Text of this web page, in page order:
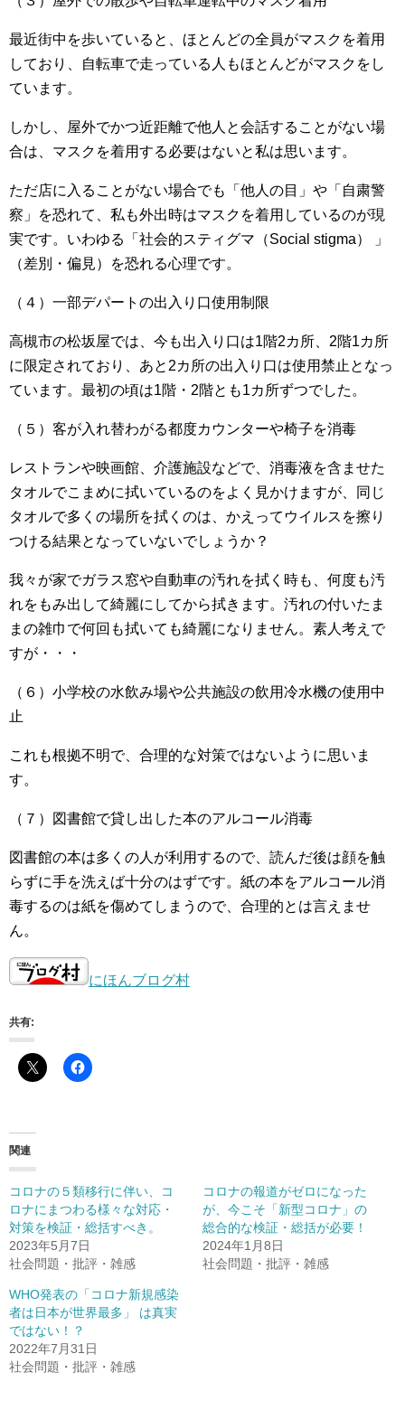
最近街中を歩いていると、ほとんどの全員がマスクを着用
しており、自転車で走っている人もほとんどがマスクをし
ています。
しかし、屋外でかつ近距離で他人と会話することがない場
合は、マスクを着用する必要はないと私は思います。
ただ店に入ることがない場合でも「他人の目」や「自粛警
察」を恐れて、私も外出時はマスクを着用しているのが現
実です。いわゆる「社会的スティグマ（Social stigma） 」
（差別・偏見）を恐れる心理です。
（４）一部デパートの出入り口使用制限
高槻市の松坂屋では、今も出入り口は1階2カ所、2階1カ所
に限定されており、あと2カ所の出入り口は使用禁止となっ
ています。最初の頃は1階・2階とも1カ所ずつでした。
（５）客が入れ替わがる都度カウンターや椅子を消毒
レストランや映画館、介護施設などで、消毒液を含ませた
タオルでこまめに拭いているのをよく見かけますが、同じ
タオルで多くの場所を拭くのは、かえってウイルスを擦り
つける結果となっていないでしょうか？
我々が家でガラス窓や自動車の汚れを拭く時も、何度も汚
れをもみ出して綺麗にしてから拭きます。汚れの付いたま
まの雑巾で何回も拭いても綺麗になりません。素人考えで
すが・・・
（６）小学校の水飲み場や公共施設の飲用冷水機の使用中
止
これも根拠不明で、合理的な対策ではないように思いま
す。
（７）図書館で貸し出した本のアルコール消毒
図書館の本は多くの人が利用するので、読んだ後は顔を触
らずに手を洗えば十分のはずです。紙の本をアルコール消
毒するのは紙を傷めてしまうので、合理的とは言えませ
ん。
にほんブログ村
共有:
関連
コロナの５類移行に伴い、コ
ロナにまつわる様々な対応・
対策を検証・総括すべき。
2023年5月7日
社会問題・批評・雑感
コロナの報道がゼロになった
が、今こそ「新型コロナ」の
総合的な検証・総括が必要！
2024年1月8日
社会問題・批評・雑感
WHO発表の「コロナ新規感染
者は日本が世界最多」 は真実
ではない！？
2022年7月31日
社会問題・批評・雑感